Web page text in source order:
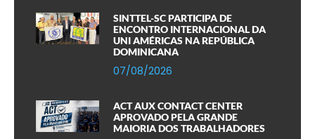
SINTTEL-SC PARTICIPA DE
ENCONTRO INTERNACIONAL DA
UNI AMÉRICAS NA REPÚBLICA
DOMINICANA
07/08/2026
ACT AUX CONTACT CENTER
APROVADO PELA GRANDE
MAIORIA DOS TRABALHADORES